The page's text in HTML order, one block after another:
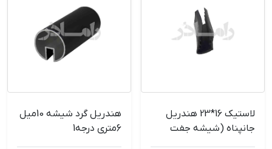
لاستیک 16*23 هندریل
جانپناه (شیشه جفت
هندریل گرد شیشه 10میل
6متری درجه1